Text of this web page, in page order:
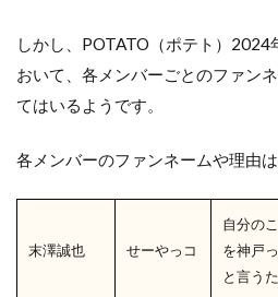
しかし、POTATO（ポテト）2024
おいて、各メンバーごとのファン
てはいるようです。
各メンバーのファンネームや理由は
末澤誠也 せーやっコ
自分の
を神戸
と言う